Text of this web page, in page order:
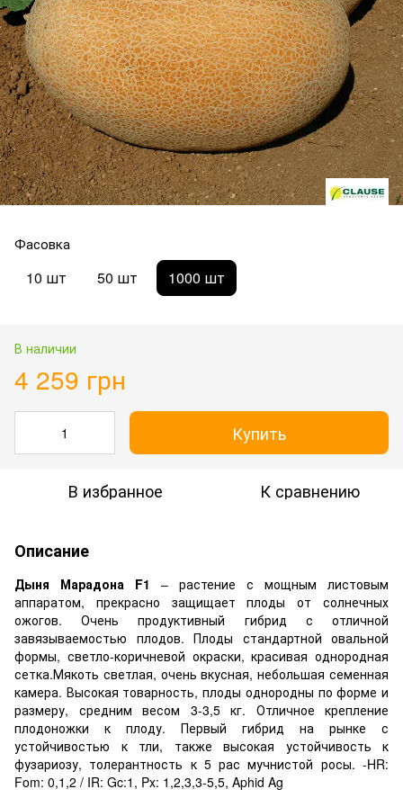
Фасовка
10 шт 50 шт 1000 шт
В наличии
4 259 грн
Купить
В избранное К сравнению
Описание
Дыня Марадона F1 – растение с мощным листовым
аппаратом, прекрасно защищает плоды от солнечных
ожогов. Очень продуктивный гибрид с отличной
завязываемостью плодов. Плоды стандартной овальной
формы, светло-коричневой окраски, красивая однородная
сетка.Мякоть светлая, очень вкусная, небольшая семенная
камера. Высокая товарность, плоды однородны по форме и
размеру, средним весом 3-3,5 кг. Отличное крепление
плодоножки к плоду. Первый гибрид на рынке с
устойчивостью к тли, также высокая устойчивость к
фузариозу, толерантность к 5 рас мучнистой росы. -HR:
Fom: 0,1,2 / IR: Gc:1, Px: 1,2,3,3-5,5, Aphid Ag